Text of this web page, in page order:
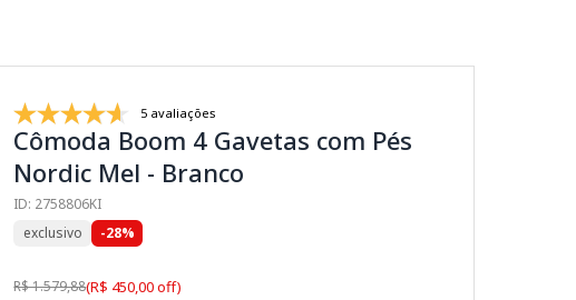
5 avaliações
Cômoda Boom 4 Gavetas com Pés
Nordic Mel - Branco
ID: 2758806KI
exclusivo
-28%
R$ 1.579,88(R$ 450,00 off)